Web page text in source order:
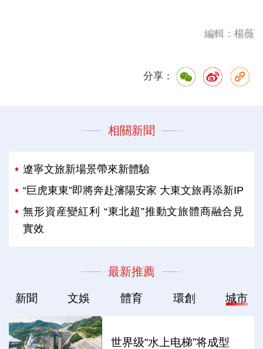
編輯：楊薇
分享：
相關新聞
遼寧文旅新場景帶來新體驗
“巨虎東東”即將奔赴瀋陽安家 大東文旅再添新IP
無形資産變紅利 “東北超”推動文旅體商融合見
實效
最新推薦
新聞 文娛 體育 環創 城市
世界级“水上电梯”将成型